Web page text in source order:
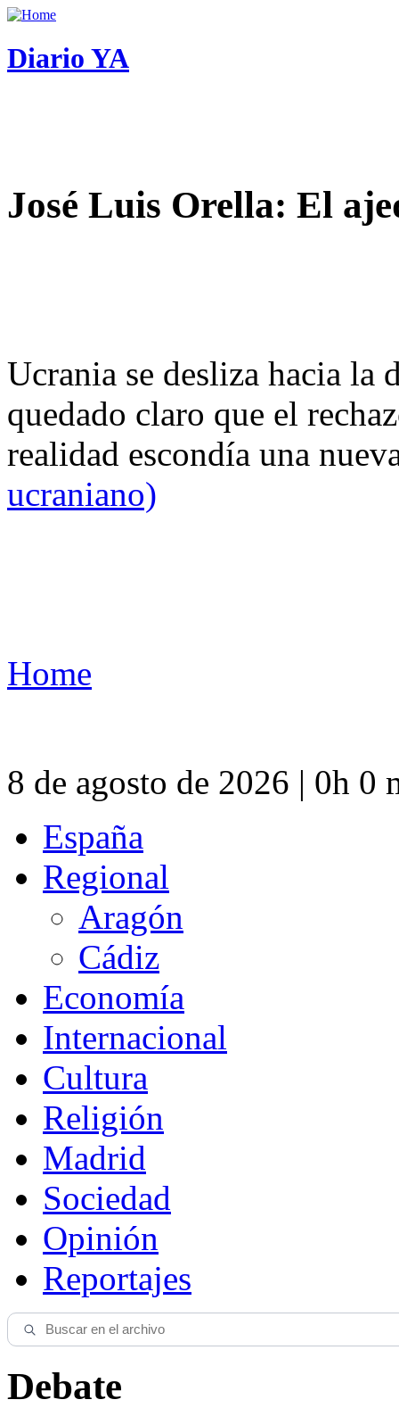
Diario YA
José Luis Orella: El
Ucrania se desliza hacia
quedado claro que el
realidad escondía una
ucraniano)
Home
8 de agosto de 2026 | 0h 0
España
Regional
Aragón
Cádiz
Economía
Internacional
Cultura
Religión
Madrid
Sociedad
Opinión
Reportajes
Debate